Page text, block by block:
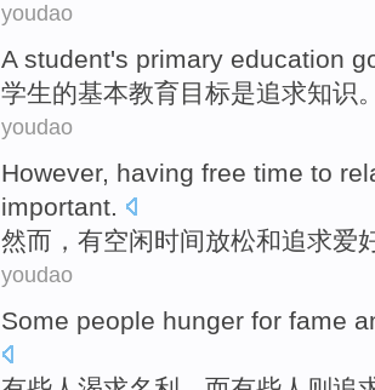
youdao
A student's primary education
学生的基本教育目标是追求知识
youdao
However, having free time to
important.
然而 ， 有空闲时间放松和追求爱
youdao
Some people hunger for fame